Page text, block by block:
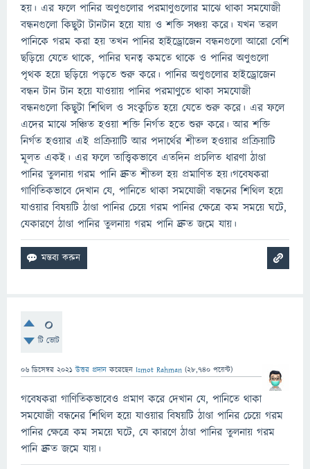
হয়। এর ফলে পানির অণুগুলোর পরমাণুগুলোর মাঝে থাকা সমযোজী
বন্ধনগুলো কিছুটা টানটান হয়ে যায় ও শক্তি সঞ্চয় করে। যখন তরল
পানিকে গরম করা হয় তখন পানির হাইড্রোজেন বন্ধনগুলো আরো বেশি
ছড়িয়ে যেতে থাকে, পানির ঘনত্ব কমতে থাকে ও পানির অণুগুলো
পৃথক হয়ে ছড়িয়ে পড়তে শুরু করে। পানির অণুগুলোর হাইড্রোজেন
বন্ধন টান টান হয়ে যাওয়ায় পানির পরমাণুতে থাকা সমযোজী
বন্ধনগুলো কিছুটা শিথিল ও সংকুচিত হয়ে যেতে শুরু করে। এর ফলে
এদের মাঝে সঞ্চিত হওয়া শক্তি নির্গত হতে শুরু করে। আর শক্তি
নির্গত হওয়ার এই প্রক্রিয়াটি আর পদার্থের শীতল হওয়ার প্রক্রিয়াটি
মূলত একই। এর ফলে তাত্ত্বিকভাবে এতদিন প্রচলিত ধারণা ঠাণ্ডা
পানির তুলনায় গরম পানি দ্রুত শীতল হয় প্রমাণিত হয়।গবেষকরা
গাণিতিকভাবে দেখান যে, পানিতে থাকা সমযোজী বন্ধনের শিথিল হয়ে
যাওয়ার বিষয়টি ঠাণ্ডা পানির চেয়ে গরম পানির ক্ষেত্রে কম সময়ে ঘটে,
যেকারণে ঠাণ্ডা পানির তুলনায় গরম পানি দ্রুত জমে যায়।
0
টি ভোট
06 ডিসেম্বর 2021 উত্তর প্রদান করেছেন Ismot Rahman (28,740 পয়েন্ট)
গবেষকরা গাণিতিকভাবেও প্রমাণ করে দেখান যে, পানিতে থাকা
সমযোজী বন্ধনের শিথিল হয়ে যাওয়ার বিষয়টি ঠাণ্ডা পানির চেয়ে গরম
পানির ক্ষেত্রে কম সময়ে ঘটে, যে কারণে ঠাণ্ডা পানির তুলনায় গরম
পানি দ্রুত জমে যায়।